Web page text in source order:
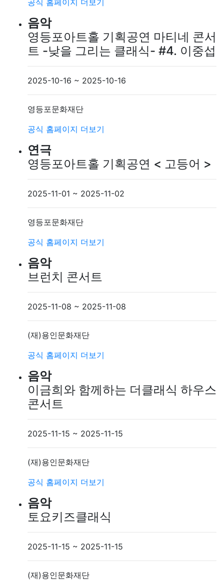
공식 홈페이지 더보기
음악
영등포아트홀 기획공연 마티네 콘서
트 -낮을 그리는 클래식- #4. 이중섭
2025-10-16 ~ 2025-10-16
영등포문화재단
공식 홈페이지 더보기
연극
영등포아트홀 기획공연 < 고등어 >
2025-11-01 ~ 2025-11-02
영등포문화재단
공식 홈페이지 더보기
음악
브런치 콘서트
2025-11-08 ~ 2025-11-08
(재)용인문화재단
공식 홈페이지 더보기
음악
이금희와 함께하는 더클래식 하우스
콘서트
2025-11-15 ~ 2025-11-15
(재)용인문화재단
공식 홈페이지 더보기
음악
토요키즈클래식
2025-11-15 ~ 2025-11-15
(재)용인문화재단